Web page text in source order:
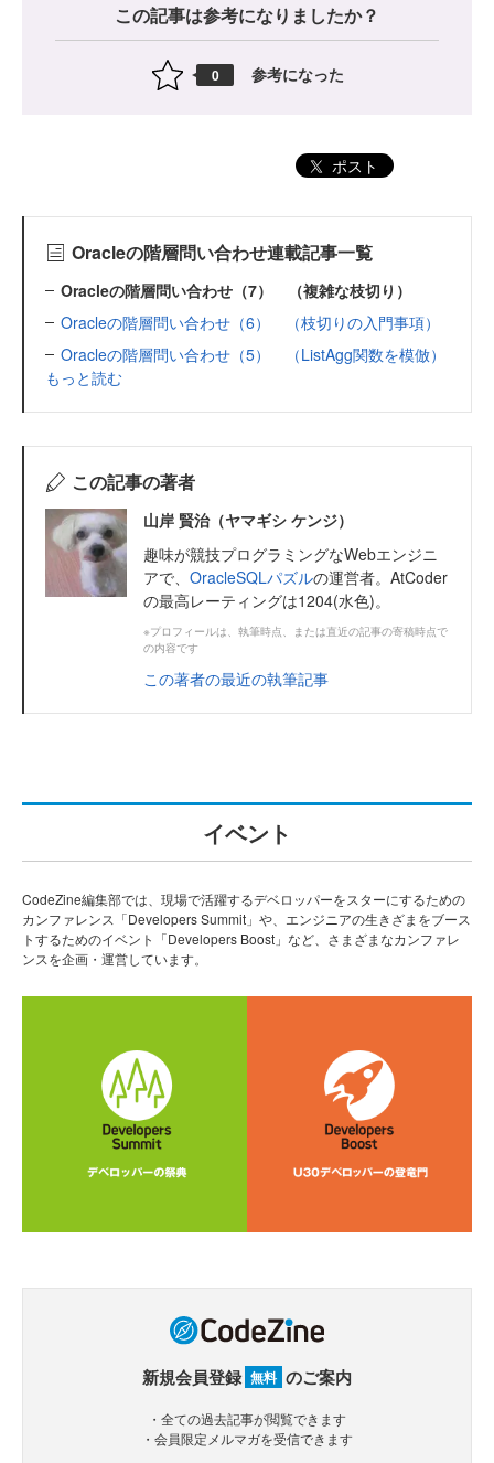
この記事は参考になりましたか？
0 参考になった
ポスト
Oracleの階層問い合わせ連載記事一覧
Oracleの階層問い合わせ（7） （複雑な枝切り）
Oracleの階層問い合わせ（6） （枝切りの入門事項）
Oracleの階層問い合わせ（5） （ListAgg関数を模倣）
もっと読む
この記事の著者
山岸 賢治（ヤマギシ ケンジ）
趣味が競技プログラミングなWebエンジニ
アで、 OracleSQLパズルの運営者。AtCoder
の最高レーティングは1204(水色)。
※プロフィールは、執筆時点、または直近の記事の寄稿時点で
の内容です
この著者の最近の執筆記事
イベント
CodeZine編集部では、現場で活躍するデベロッパーをスターにするための
カンファレンス「Developers Summit」や、エンジニアの生きざまをブース
トするためのイベント「Developers Boost」など、さまざまなカンファレ
ンスを企画・運営しています。
新規会員登録 無料 のご案内
・全ての過去記事が閲覧できます
・会員限定メルマガを受信できます